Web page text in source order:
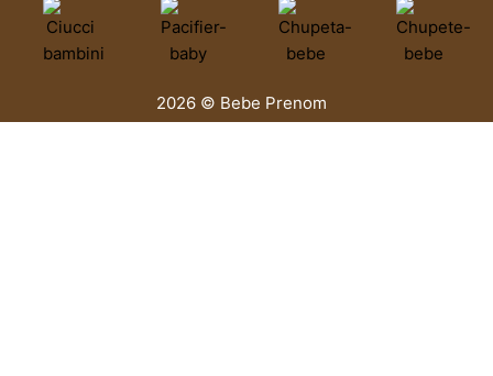
2026 © Bebe Prenom